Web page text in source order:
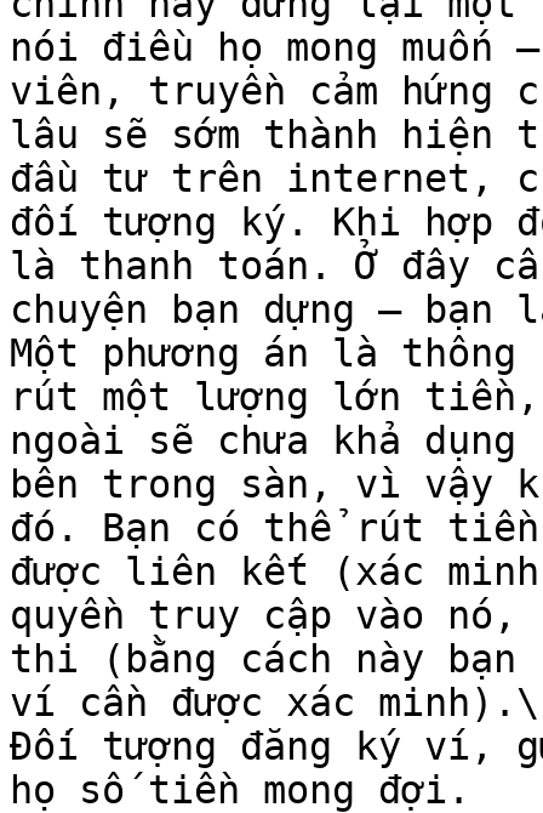
nói điều họ mong muốn
viên, truyền cảm hứng
lâu sẽ sớm thành hiện
đầu tư trên internet,
đối tượng ký. Khi hợp
là thanh toán. Ở đây
chuyện bạn dựng —
Một phương án là
rút một lượng lớn
ngoài sẽ chưa khả
bên trong sàn, vì vậy
đó. Bạn có thể rút
được liên kết (xác
quyền truy cập vào nó,
thi (bằng cách này
ví cần được xác minh).\
Đối tượng đăng ký ví,
họ số tiền mong đợi.